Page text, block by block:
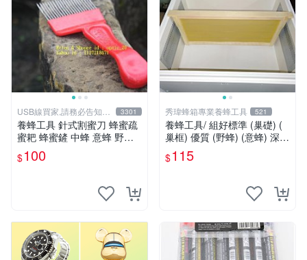
USB線買家,請務必告知相
機型號
3301
養蜂工具 針式割蜜刀 蜂蜜疏
蜜耙 蜂蜜鏟 中蜂 意蜂 野蜂
另有 煙燻器 防蜂衣 羊皮手套
$100
秀瑋蜂箱專業養蜂工具 521
養蜂工具/ 組好標準 (巢礎) (
巢框) 優質 (野蜂) (意蜂) 深房
巢礎
$115